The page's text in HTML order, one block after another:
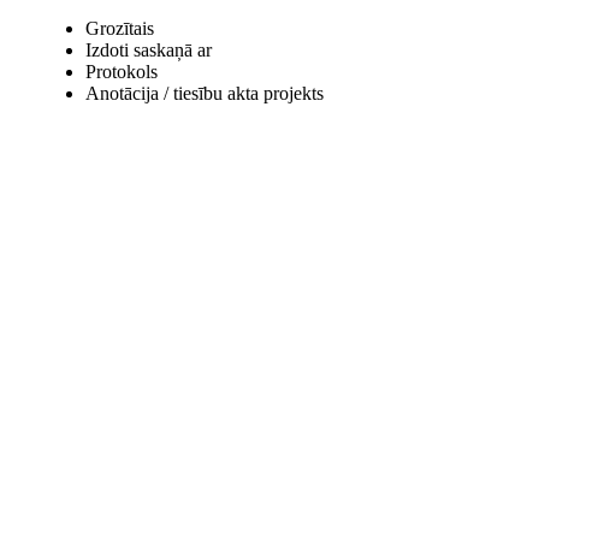
Grozītais
Izdoti saskaņā ar
Protokols
Anotācija / tiesību akta projekts